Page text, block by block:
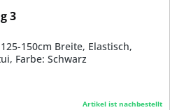
3
150cm Breite, Elastisch,
Farbe: Schwarz
Artikel ist nachbestellt